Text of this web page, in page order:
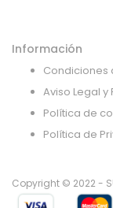
Información
Condiciones
Aviso Legal
Política de
Política de
Copyright © 2022 -